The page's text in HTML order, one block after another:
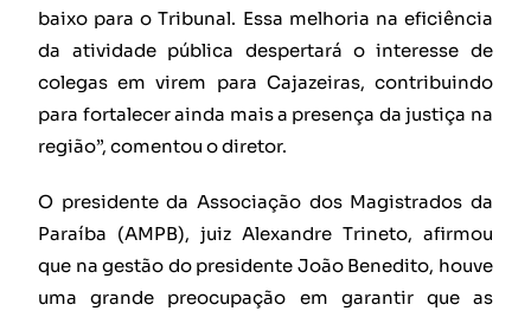
baixo para o Tribunal. Essa melhoria na eficiência
da atividade pública despertará o interesse de
colegas em virem para Cajazeiras, contribuindo
para fortalecer ainda mais a presença da justiça na
região”, comentou o diretor.
O presidente da Associação dos Magistrados da
Paraíba (AMPB), juiz Alexandre Trineto, afirmou
que na gestão do presidente João Benedito, houve
uma grande preocupação em garantir que as